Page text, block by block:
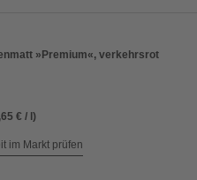
»Premium«, verkehrsrot
€ / l)
im Markt prüfen